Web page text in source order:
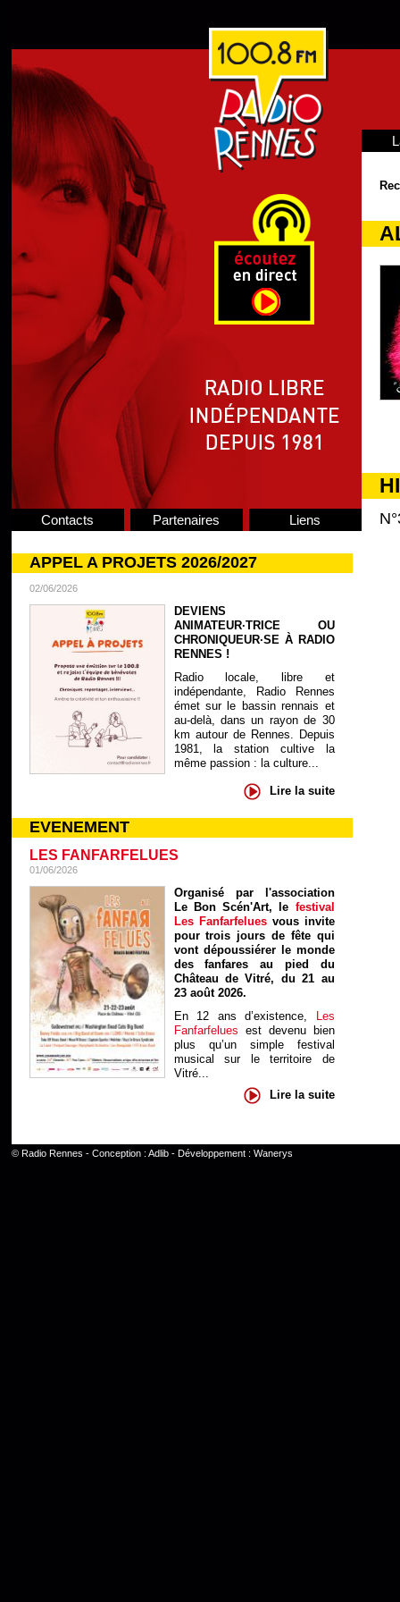
Contacts Partenaires Liens
APPEL A PROJETS 2026/2027
02/06/2026
DEVIENS
ANIMATEUR·TRICE OU
CHRONIQUEUR·SE À RADIO
RENNES !
Radio locale, libre et
indépendante, Radio Rennes
émet sur le bassin rennais et
au-delà, dans un rayon de 30
km autour de Rennes. Depuis
1981, la station cultive la
même passion : la culture...
Lire la suite
EVENEMENT
LES FANFARFELUES
01/06/2026
Organisé par l'association
Le Bon Scén'Art, le festival
Les Fanfarfelues vous invite
pour trois jours de fête qui
vont dépoussiérer le monde
des fanfares au pied du
Château de Vitré, du 21 au
23 août 2026.
En 12 ans d’existence, Les
Fanfarfelues est devenu bien
plus qu’un simple festival
musical sur le territoire de
Vitré...
Lire la suite
© Radio Rennes - Conception : Adlib- Développement : Wanerys